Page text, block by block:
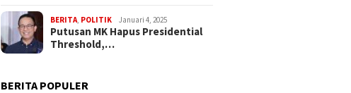
BERITA POLITIK Januari 4, 2025
Putusan MK Hapus Presidential
Threshold,…
BERITA POPULER